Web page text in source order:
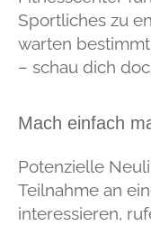
Sportliches zu
warten
– schau dich
Mach einfach
Potenzielle
Teilnahme an
interessieren,